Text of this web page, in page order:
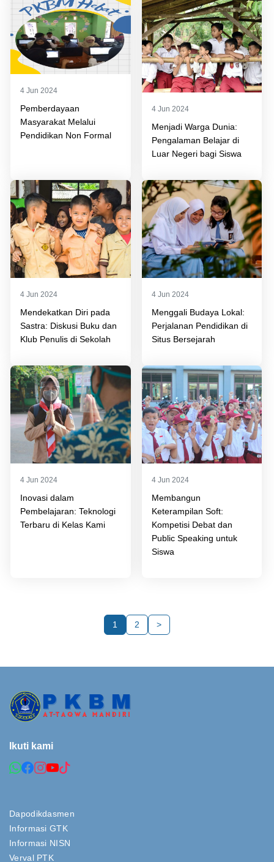
4 Jun 2024
Pemberdayaan
Masyarakat Melalui
Pendidikan Non Formal
4 Jun 2024
Menjadi Warga Dunia:
Pengalaman Belajar di
Luar Negeri bagi Siswa
4 Jun 2024
Mendekatkan Diri pada
Sastra: Diskusi Buku dan
Klub Penulis di Sekolah
4 Jun 2024
Menggali Budaya Lokal:
Perjalanan Pendidikan di
Situs Bersejarah
4 Jun 2024
Inovasi dalam
Pembelajaran: Teknologi
Terbaru di Kelas Kami
4 Jun 2024
Membangun
Keterampilan Soft:
Kompetisi Debat dan
Public Speaking untuk
Siswa
1 2 >
Ikuti kami
Dapodikdasmen
Informasi GTK
Informasi NISN
Verval PTK